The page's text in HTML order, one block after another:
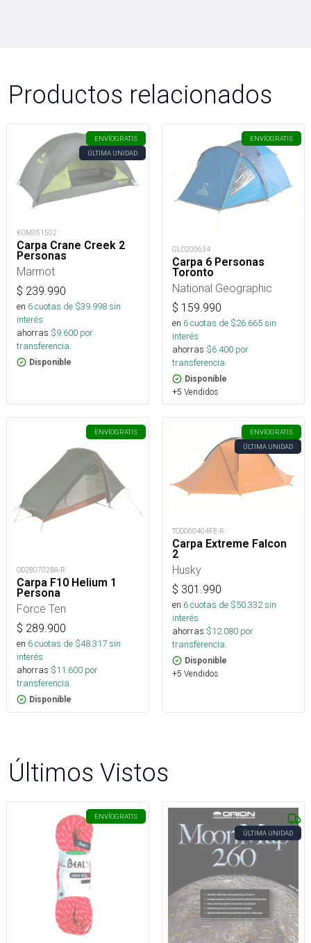
Productos relacionados
ENVÍOGRATIS
ÚLTIMA UNIDAD
KOM051502
Carpa Crane Creek 2
Personas
Marmot
$ 239.990
en 6cuotas de $39.998sin
interés
ahorras $9.600 por
transferencia.
Disponible
ENVÍOGRATIS
GLO200634
Carpa 6 Personas
Toronto
National Geographic
$ 159.990
en 6cuotas de $26.665sin
interés
ahorras $6.400 por
transferencia.
Disponible
+5 Vendidos
ENVÍOGRATIS
OD280702BA-R
Carpa F10 Helium 1
Persona
Force Ten
$ 289.900
en 6cuotas de $48.317sin
interés
ahorras $11.600 por
transferencia.
Disponible
ENVÍOGRATIS
ÚLTIMA UNIDAD
TOD060404FE-R
Carpa Extreme Falcon
2
Husky
$ 301.990
en 6cuotas de $50.332sin
interés
ahorras $12.080 por
transferencia.
Disponible
+5 Vendidos
Últimos Vistos
ENVÍOGRATIS
ÚLTIMA UNIDAD